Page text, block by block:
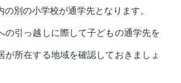
別の小学校が通学先となります。
の引っ越しに際して子どもの通学先を
が所在する地域を確認しておきましょ